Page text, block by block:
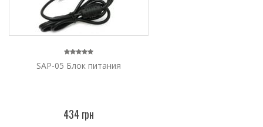
SAP-05 Блок питания
434 грн